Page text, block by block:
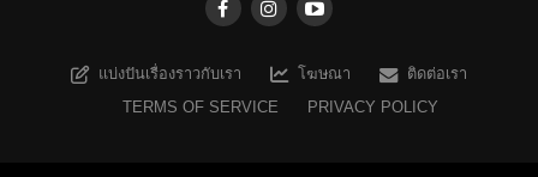
แบ่งปันเรื่องราวกับเรา โฆษณา
ติดต่อเรา
TERMS OF SERVICE
PRIVACY POLICY